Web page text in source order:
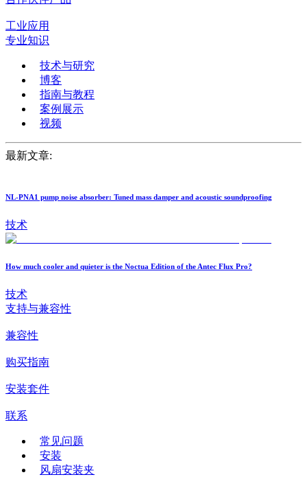
工业应用
专业知识
技术与研究
博客
指南与教程
案例展示
视频
最新文章:
NL-PNA1 pump noise absorber: Tuned mass damper and acoustic soundproofing
技术
How much cooler and quieter is the Noctua Edition of the Antec Flux Pro?
技术
支持与兼容性
兼容性
购买指南
安装套件
联系
常见问题
安装
风扇安装夹